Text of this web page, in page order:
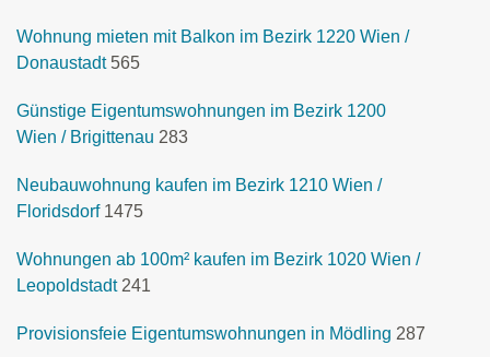
Wohnung mieten mit Balkon im Bezirk 1220 Wien /
Donaustadt 565
Günstige Eigentumswohnungen im Bezirk 1200
Wien / Brigittenau 283
Neubauwohnung kaufen im Bezirk 1210 Wien /
Floridsdorf 1475
Wohnungen ab 100m² kaufen im Bezirk 1020 Wien /
Leopoldstadt 241
Provisionsfeie Eigentumswohnungen in Mödling 287